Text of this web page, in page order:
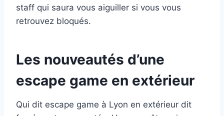
staff qui saura vous aiguiller si vous vous
retrouvez bloqués.
Les nouveautés d’une
escape game en extérieur
Qui dit escape game à Lyon en extérieur dit